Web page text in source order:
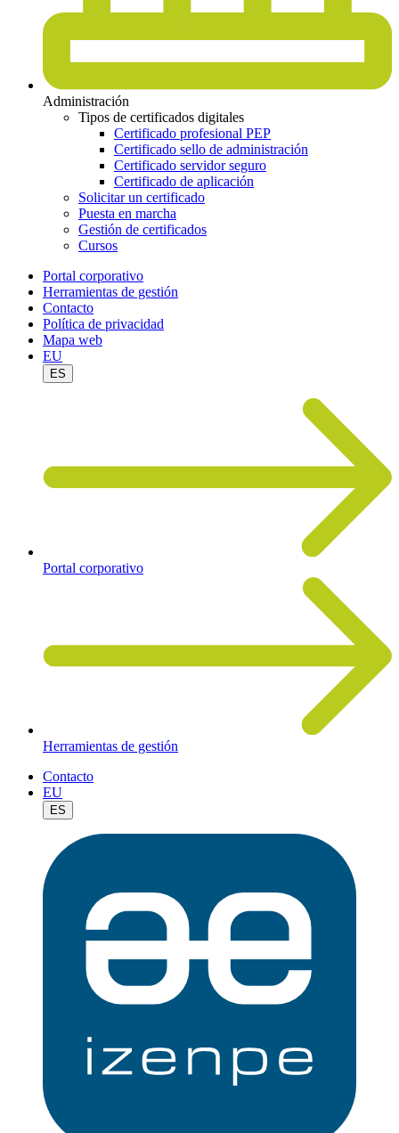
Administración
Tipos de certificados digitales
Certificado profesional PEP
Certificado sello de administración
Certificado servidor seguro
Certificado de aplicación
Solicitar un certificado
Puesta en marcha
Gestión de certificados
Cursos
Portal corporativo
Herramientas de gestión
Contacto
Política de privacidad
Mapa web
EU
ES
Portal corporativo
Herramientas de gestión
Contacto
EU
ES